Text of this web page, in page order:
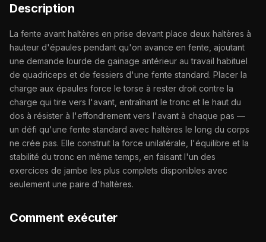
Description
La fente avant haltères en prise devant place deux haltères à
hauteur d'épaules pendant qu'on avance en fente, ajoutant
une demande lourde de gainage antérieur au travail habituel
de quadriceps et de fessiers d'une fente standard. Placer la
charge aux épaules force le torse à rester droit contre la
charge qui tire vers l'avant, entraînant le tronc et le haut du
dos à résister à l'effondrement vers l'avant à chaque pas —
un défi qu'une fente standard avec haltères le long du corps
ne crée pas. Elle construit la force unilatérale, l'équilibre et la
stabilité du tronc en même temps, en faisant l'un des
exercices de jambe les plus complets disponibles avec
seulement une paire d'haltères.
Comment exécuter